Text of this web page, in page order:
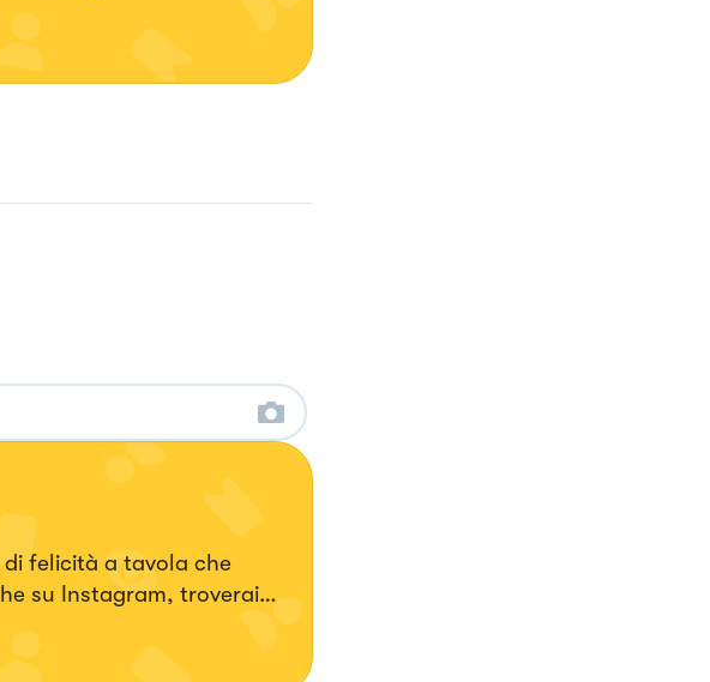
felicità a tavola che
su Instagram, troverai